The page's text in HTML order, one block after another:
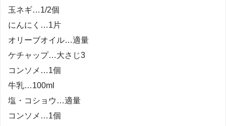
玉ネギ…1/2個
にんにく…1片
オリーブオイル…適量
ケチャップ…大さじ3
コンソメ…1個
牛乳…100ml
塩・コショウ…適量
コンソメ…1個